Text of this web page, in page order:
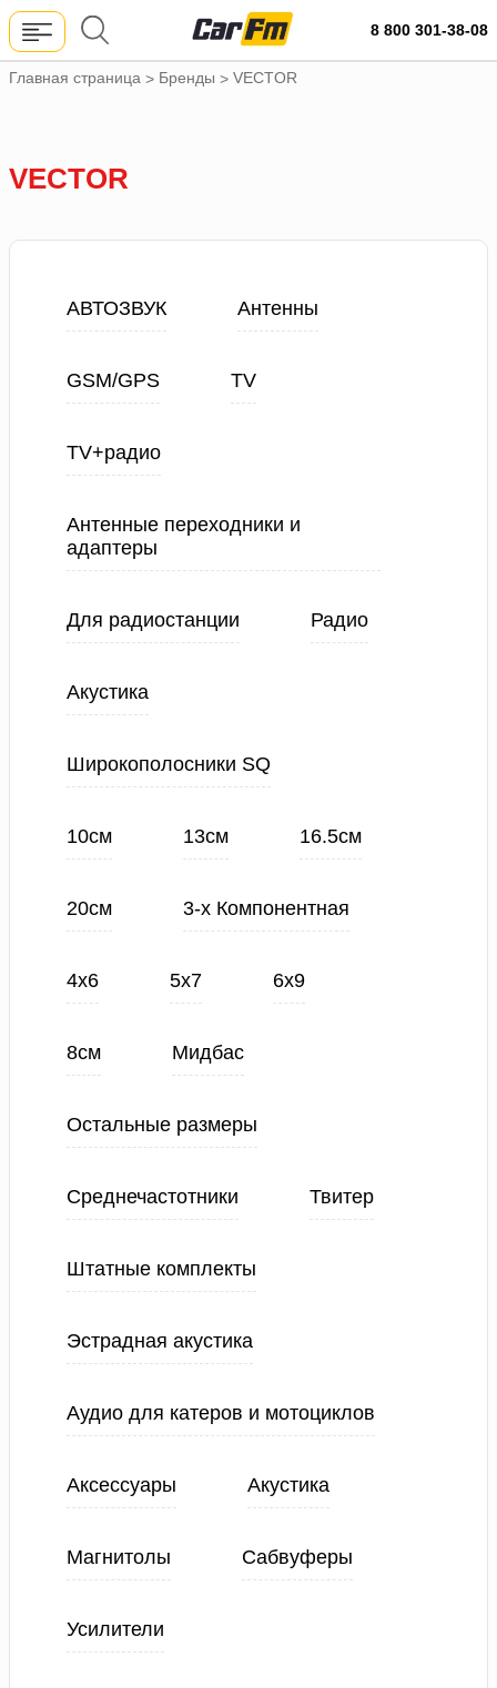
8 800 301-38-08
Главная страница > Бренды > VECTOR
VECTOR
АВТОЗВУК Антенны
GSM/GPS TV
TV+радио
Антенные переходники и
адаптеры
Для радиостанции Радио
Акустика
Широкополосники SQ
10см 13см 16.5см
20см 3-х Компонентная
4х6 5х7 6х9
8см Мидбас
Остальные размеры
Среднечастотники Твитер
Штатные комплекты
Эстрадная акустика
Аудио для катеров и мотоциклов
Аксессуары Акустика
Магнитолы Сабвуферы
Усилители